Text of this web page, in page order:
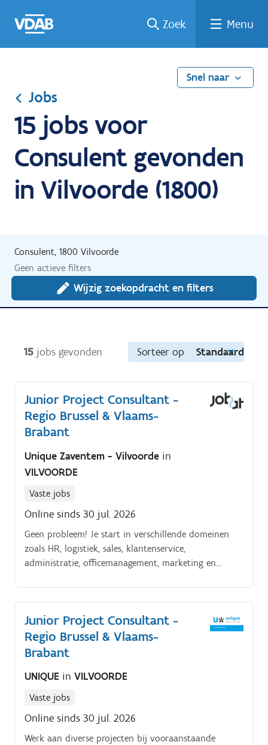
naar
een
een
job
naar
Zoek Menu
Snel naar
Jobs
15 jobs voor
Consulent gevonden
in Vilvoorde (1800)
Consulent, 1800 Vilvoorde
Geen actieve filters
Wijzig zoekopdracht en filters
15 jobs gevonden Sorteer op Standaard
Junior Project Consultant -
Regio Brussel & Vlaams-
Brabant
Unique Zaventem - Vilvoorde in
VILVOORDE
Vaste jobs
Online sinds 30 jul. 2026
Geen probleem! Je start in verschillende domeinen
zoals HR, logistiek, sales, klantenservice,
administratie, officemanagement, marketing en
Junior Project Consultant -
Regio Brussel & Vlaams-
Brabant
UNIQUE in VILVOORDE
Vaste jobs
Online sinds 30 jul. 2026
Werk aan diverse projecten bij vooraanstaande